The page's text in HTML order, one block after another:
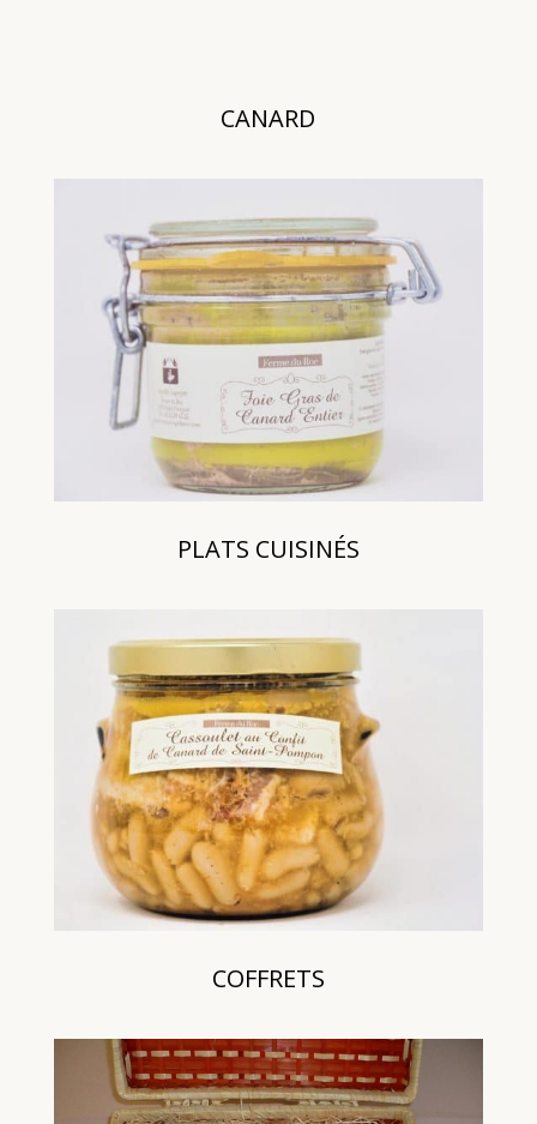
CANARD
PLATS CUISINÉS
COFFRETS